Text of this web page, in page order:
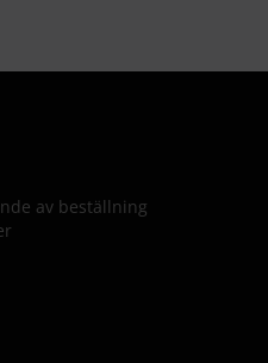
av beställning